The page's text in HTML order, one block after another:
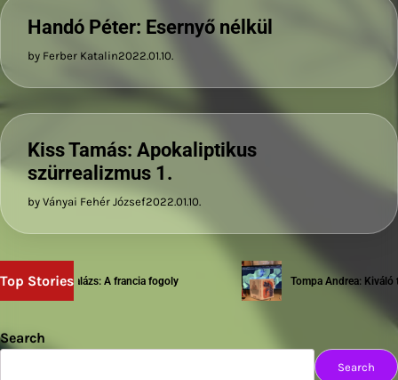
Handó Péter: Esernyő nélkül
by Ferber Katalin2022.01.10.
Kiss Tamás: Apokaliptikus
szürrealizmus 1.
by Ványai Fehér József2022.01.10.
Top Stories
Sziwery Balázs: A francia fogoly Tompa Andrea: Kiváló
Search
Search